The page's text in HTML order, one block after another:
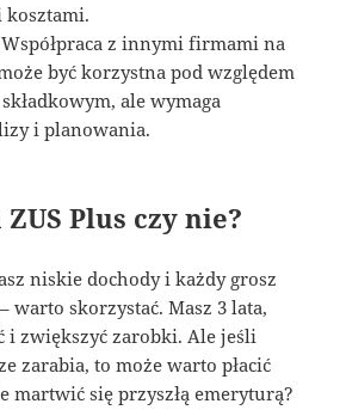
z innymi firmami na
być korzystna pod względem
ale wymaga
i planowania.
Plus czy nie?
niskie dochody i każdy grosz
warto skorzystać. Masz 3 lata,
i zwiększyć zarobki. Ale jeśli
zarabia, to może warto płacić
martwić się przyszłą emeryturą?